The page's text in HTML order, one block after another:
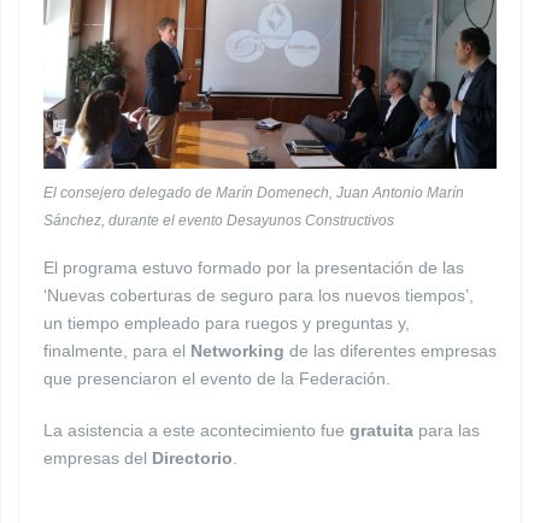
El consejero delegado de Marín Domenech, Juan Antonio Marín
Sánchez, durante el evento Desayunos Constructivos
El programa estuvo formado por la presentación de las
‘Nuevas coberturas de seguro para los nuevos tiempos’,
un tiempo empleado para ruegos y preguntas y,
finalmente, para el Networking de las diferentes empresas
que presenciaron el evento de la Federación.
La asistencia a este acontecimiento fue gratuita para las
empresas del Directorio.